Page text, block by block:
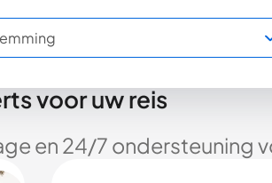
voor uw reis
en 24/7 ondersteuning